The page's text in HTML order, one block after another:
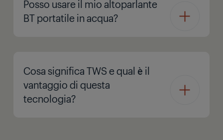
Posso usare il mio altoparlante
BT portatile in acqua?
Cosa significa TWS e qual è il
vantaggio di questa
tecnologia?